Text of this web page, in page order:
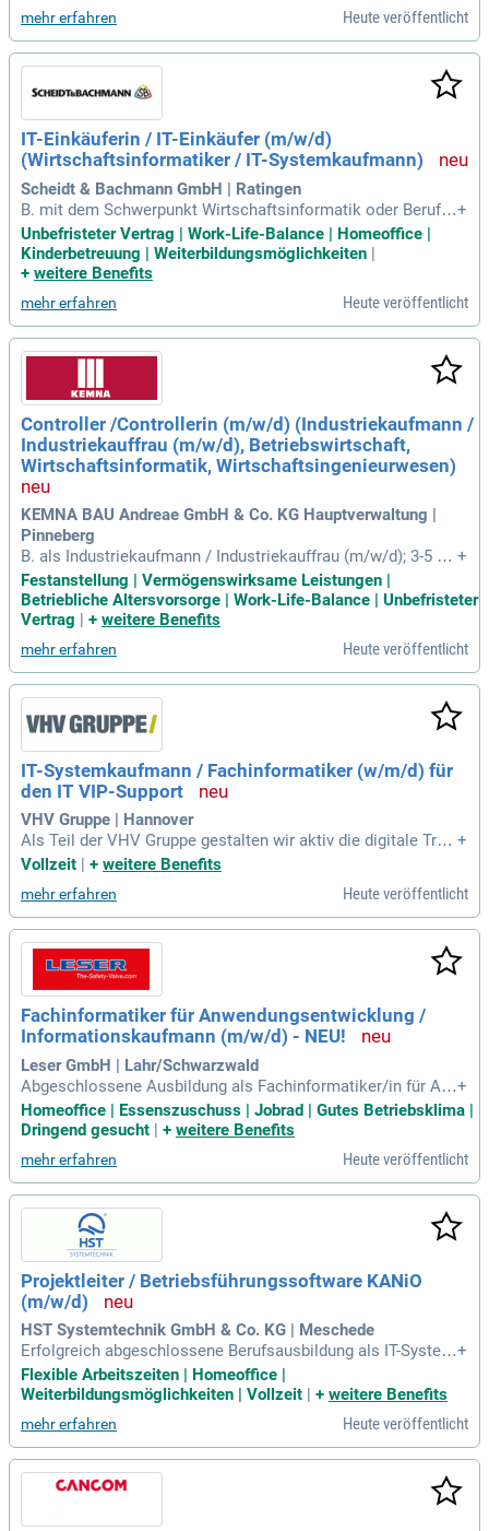
mehr erfahren Heute veröffentlicht
IT-Einkäuferin / IT-Einkäufer (m/w/d)
(Wirtschaftsinformatiker / IT-Systemkaufmann)
Scheidt & Bachmann GmbH | Ratingen
B. mit dem Schwerpunkt Wirtschaftsinformatik oder Berufs
ausbildung zum IT-Systemkaufmann / Informatikkaufmann,
Digitalisierungskaufmann, Fachinformatiker (m/w/d) Idealer
weise erste Berufserfahrung im Bereich IT oder IT-Einkauf / -
+
Unbefristeter Vertrag | Work-Life-Balance | Homeoffice |
Kinderbetreuung | Weiterbildungsmöglichkeiten |
+ weitere Benefits
mehr erfahren Heute veröffentlicht
Controller /Controllerin (m/w/d) (Industriekaufmann /
Industriekauffrau (m/w/d), Betriebswirtschaft,
Wirtschaftsinformatik, Wirtschaftsingenieurwesen)
KEMNA BAU Andreae GmbH & Co. KG Hauptverwaltung |
Pinneberg
B. als Industriekaufmann / Industriekauffrau (m/w/d); 3-5 Ja
hre Berufserfahrung im Controlling; Sehr gute Kenntnisse im
Umgang mit dem Microsoft-Office-Paket, insbesondere Exc
el; Idealerweise zusätzlich Erfahrung mit SQL und Business-I
ntelligence-Systemen
+
Festanstellung | Vermögenswirksame Leistungen |
Betriebliche Altersvorsorge | Work-Life-Balance | Unbefristeter
Vertrag | + weitere Benefits
mehr erfahren Heute veröffentlicht
IT-Systemkaufmann / Fachinformatiker (w/m/d) für
den IT VIP-Support
VHV Gruppe | Hannover
Als Teil der VHV Gruppe gestalten wir aktiv die digitale Tran
sformation. Die VHV digital development GmbH ist Ihr kom
elle Lösungen. Menschlichkeit steht bei uns im Zentrum: Ei
ne offene Unternehmenskultur fördert gegenseitige Unterst
ützung und Kommunikation. Wir legen Wert auf innovatives
Denken und bieten Raum für persönliches und fachliches W
achstum. Unsere Mitarbeitenden sind nicht nur Experten, so
ndern auch Ihre Ansprechpersonen für alle IT-Anliegen. Vertr
auen Sie auf unsere Kundennähe und Expertise, um die digit
ale Zukunft gemeinsam erfolgreich zu gestalten.
+
Vollzeit
+ weitere Benefits
mehr erfahren Heute veröffentlicht
Fachinformatiker für Anwendungsentwicklung /
Informationskaufmann (m/w/d) - NEU!
Leser GmbH | Lahr/Schwarzwald
Abgeschlossene Ausbildung als Fachinformatiker/in für An
wendungsentwicklung, Informationskaufmann/-frau oder ein
e vergleichbare Qualifikation; Kenntnisse in Programmierspr
achen wie Ruby, Python oder Java, idealerweise mit ersten p
raktischen Erfahrungen
+
Homeoffice | Essenszuschuss | Jobrad | Gutes Betriebsklima |
Dringend gesucht | + weitere Benefits
mehr erfahren Heute veröffentlicht
Projektleiter / Betriebsführungssoftware KANiO
(m/w/d)
HST Systemtechnik GmbH & Co. KG | Meschede
Erfolgreich abgeschlossene Berufsausbildung als IT-System
kaufmann, Informatikkaufmann, Fachinformatiker (Systemin
tegration/Anwendungsentwicklung), Informationstechnisch
er Assistent oder vergleichbare Qualifikation; Wünschenswe
rt erste Berufserfahrung
+
Flexible Arbeitszeiten | Homeoffice |
Weiterbildungsmöglichkeiten | Vollzeit | + weitere Benefits
mehr erfahren Heute veröffentlicht